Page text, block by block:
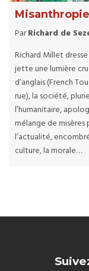
ParRichard de
Richard Millet
jette une lumière
d’anglais (French
rue), la société,
l’humanitaire,
mélange de
l’actualité,
culture, la morale…